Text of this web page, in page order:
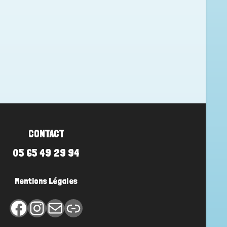
CONTACT
05 65 49 29 94
Mentions Légales
FacebookInstagram
E-mail Lien